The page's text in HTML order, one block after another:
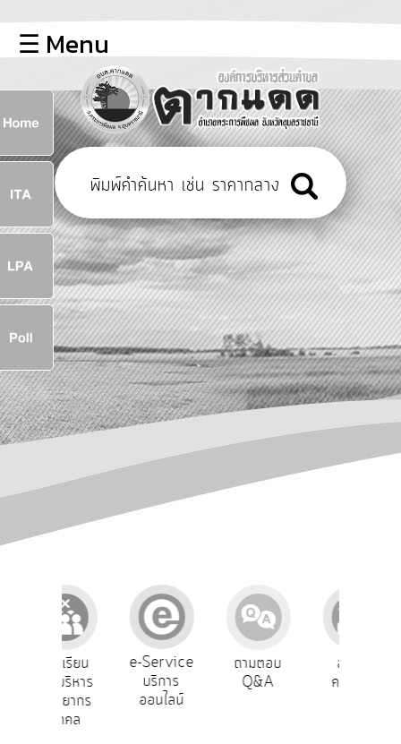
หลัก
ข้อมูล
พื้น
ฐาน
บุคลากร
ข่าว
ประชาสัมพันธ์
การ
เผย
ข้อมูล
สาธารณะ
OIT
การ
ปฏิสัมพันธ์
ความ
ยุทธศาสตร์/
พัฒนา
บริหาร/
☰ Menu
e-Service
ออนไลน์
ถามตอบ
ความพึง